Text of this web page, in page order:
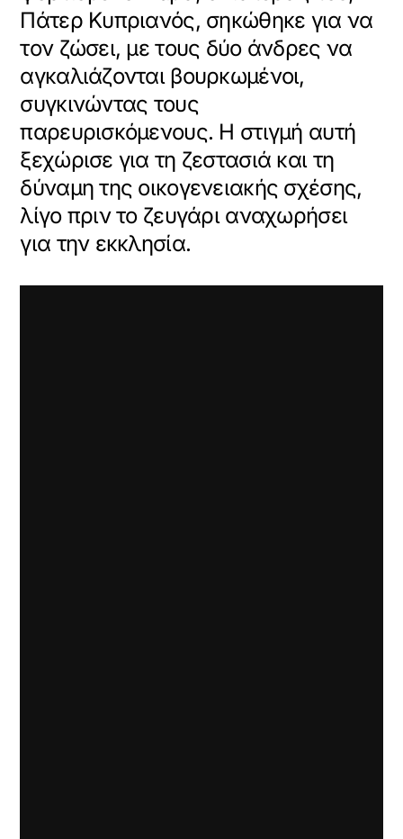
Πάτερ Κυπριανός, σηκώθηκε για να
τον ζώσει, με τους δύο άνδρες να
αγκαλιάζονται βουρκωμένοι,
συγκινώντας τους
παρευρισκόμενους. Η στιγμή αυτή
ξεχώρισε για τη ζεστασιά και τη
δύναμη της οικογενειακής σχέσης,
λίγο πριν το ζευγάρι αναχωρήσει
για την εκκλησία.